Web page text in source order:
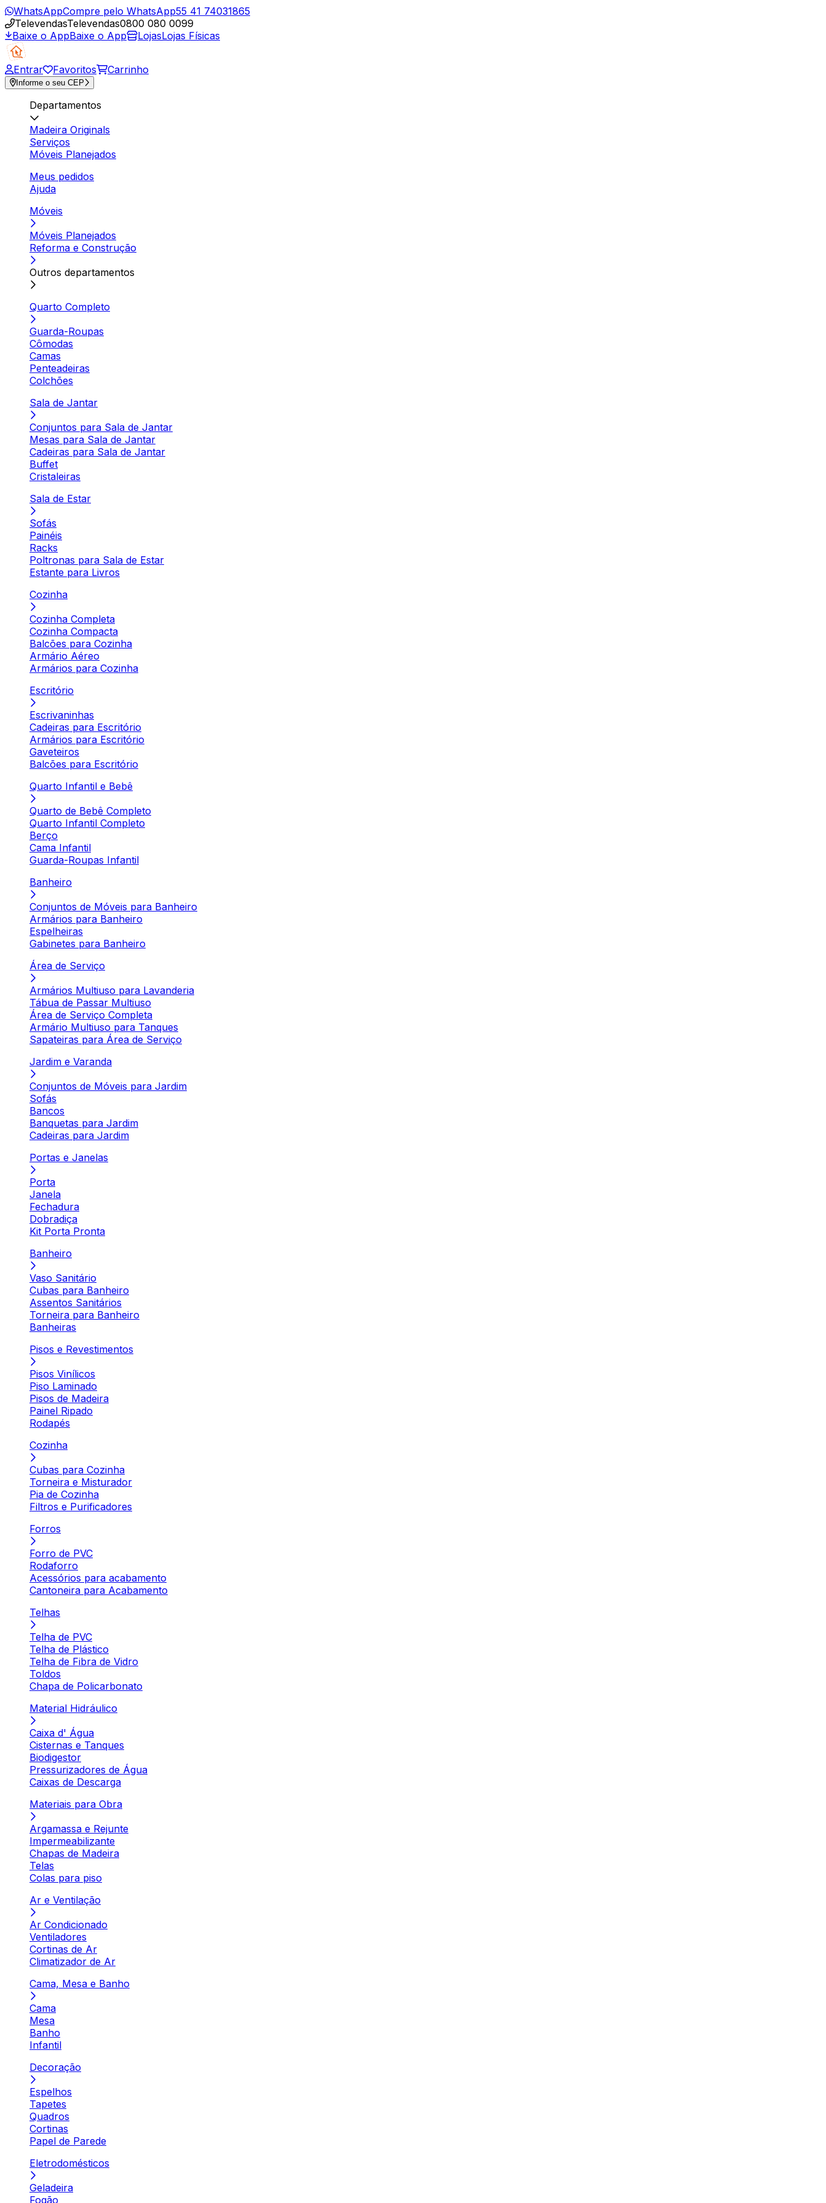
WhatsAppCompre pelo WhatsApp55 41 74031865
TelevendasTelevendas0800 080 0099
Baixe o AppBaixe o App LojasLojas Físicas
Entrar Favoritos Carrinho
Informe o seu CEP
Departamentos
Madeira Originals
Serviços
Móveis Planejados
Meus pedidos
Ajuda
Móveis
Móveis Planejados
Reforma e Construção
Outros departamentos
Quarto Completo
Guarda-Roupas
Cômodas
Camas
Penteadeiras
Colchões
Sala de Jantar
Conjuntos para Sala de Jantar
Mesas para Sala de Jantar
Cadeiras para Sala de Jantar
Buffet
Cristaleiras
Sala de Estar
Sofás
Painéis
Racks
Poltronas para Sala de Estar
Estante para Livros
Cozinha
Cozinha Completa
Cozinha Compacta
Balcões para Cozinha
Armário Aéreo
Armários para Cozinha
Escritório
Escrivaninhas
Cadeiras para Escritório
Armários para Escritório
Gaveteiros
Balcões para Escritório
Quarto Infantil e Bebê
Quarto de Bebê Completo
Quarto Infantil Completo
Berço
Cama Infantil
Guarda-Roupas Infantil
Banheiro
Conjuntos de Móveis para Banheiro
Armários para Banheiro
Espelheiras
Gabinetes para Banheiro
Área de Serviço
Armários Multiuso para Lavanderia
Tábua de Passar Multiuso
Área de Serviço Completa
Armário Multiuso para Tanques
Sapateiras para Área de Serviço
Jardim e Varanda
Conjuntos de Móveis para Jardim
Sofás
Bancos
Banquetas para Jardim
Cadeiras para Jardim
Portas e Janelas
Porta
Janela
Fechadura
Dobradiça
Kit Porta Pronta
Banheiro
Vaso Sanitário
Cubas para Banheiro
Assentos Sanitários
Torneira para Banheiro
Banheiras
Pisos e Revestimentos
Pisos Vinílicos
Piso Laminado
Pisos de Madeira
Painel Ripado
Rodapés
Cozinha
Cubas para Cozinha
Torneira e Misturador
Pia de Cozinha
Filtros e Purificadores
Forros
Forro de PVC
Rodaforro
Acessórios para acabamento
Cantoneira para Acabamento
Telhas
Telha de PVC
Telha de Plástico
Telha de Fibra de Vidro
Toldos
Chapa de Policarbonato
Material Hidráulico
Caixa d' Água
Cisternas e Tanques
Biodigestor
Pressurizadores de Água
Caixas de Descarga
Materiais para Obra
Argamassa e Rejunte
Impermeabilizante
Chapas de Madeira
Telas
Colas para piso
Ar e Ventilação
Ar Condicionado
Ventiladores
Cortinas de Ar
Climatizador de Ar
Cama, Mesa e Banho
Cama
Mesa
Banho
Infantil
Decoração
Espelhos
Tapetes
Quadros
Cortinas
Papel de Parede
Eletrodomésticos
Geladeira
Fogão